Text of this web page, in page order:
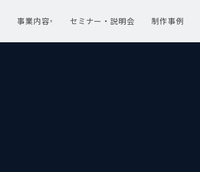
事業内容▾ セミナー・説明会 制作事例